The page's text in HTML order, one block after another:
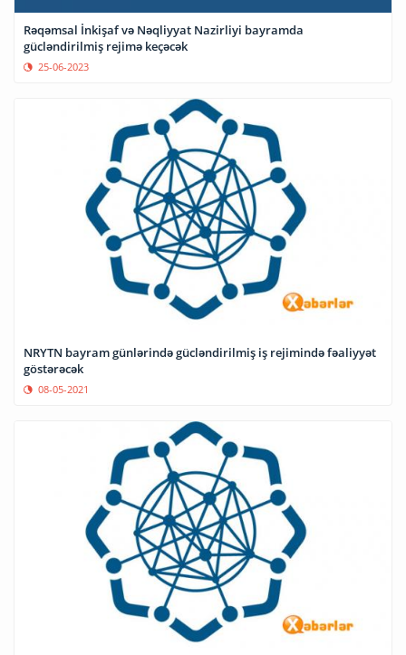
Rəqəmsal İnkişaf və Nəqliyyat Nazirliyi bayramda
gücləndirilmiş rejimə keçəcək
25-06-2023
NRYTN bayram günlərində gücləndirilmiş iş rejimində fəaliyyət
göstərəcək
08-05-2021